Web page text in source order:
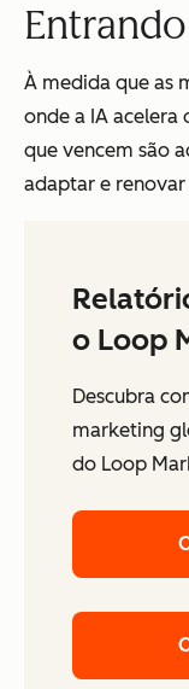
À medida que as
onde a IA acelera
que vencem são
adaptar e
o Loop
Descubra
marketing
do Loop